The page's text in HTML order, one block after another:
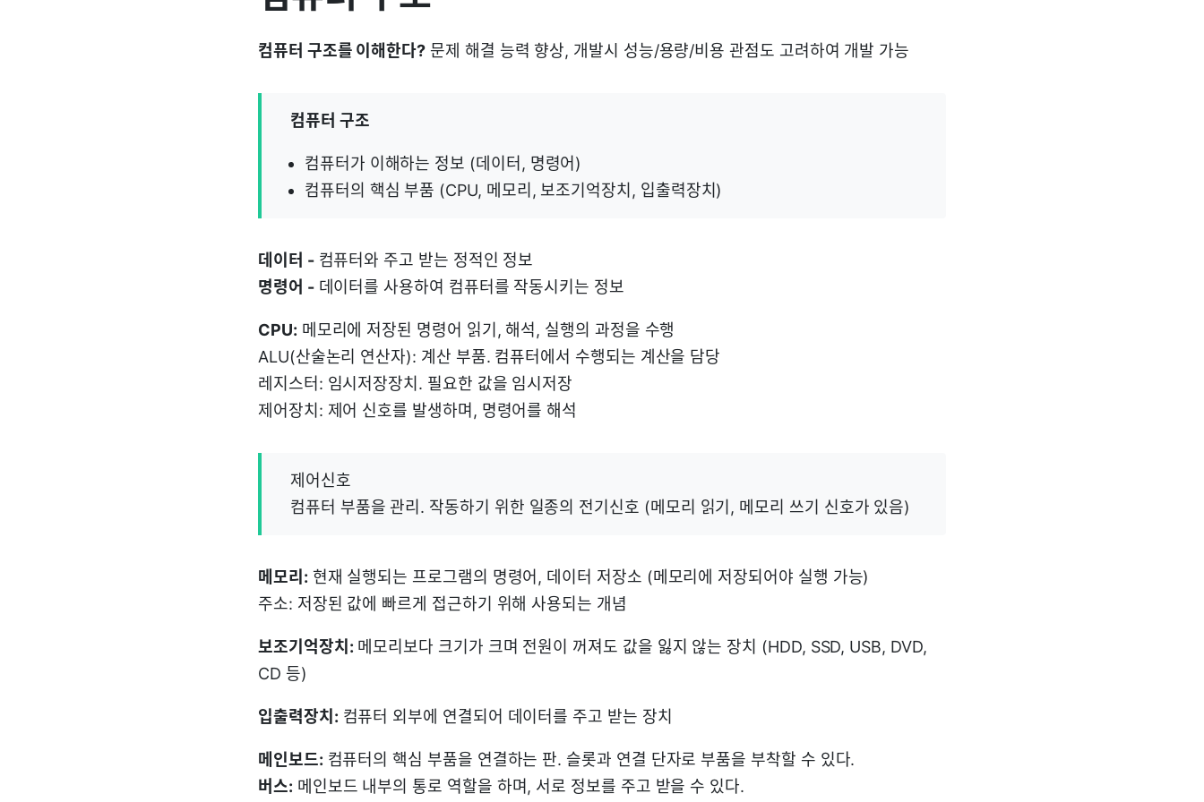
컴퓨터 구조를 이해한다? 문제 해결 능력 향상, 개발시 성능/용량/비용 관점도 고려하여 개발 가능
컴퓨터 구조
컴퓨터가 이해하는 정보 (데이터, 명령어)
컴퓨터의 핵심 부품 (CPU, 메모리, 보조기억장치, 입출력장치)
데이터 -컴퓨터와 주고 받는 정적인 정보
명령어 -데이터를 사용하여 컴퓨터를 작동시키는 정보
CPU: 메모리에 저장된 명령어 읽기, 해석, 실행의 과정을 수행
ALU(산술논리 연산자): 계산 부품. 컴퓨터에서 수행되는 계산을 담당
레지스터: 임시저장장치. 필요한 값을 임시저장
제어장치: 제어 신호를 발생하며, 명령어를 해석
제어신호
컴퓨터 부품을 관리. 작동하기 위한 일종의 전기신호 (메모리 읽기, 메모리 쓰기 신호가 있음)
메모리: 현재 실행되는 프로그램의 명령어, 데이터 저장소 (메모리에 저장되어야 실행 가능)
주소: 저장된 값에 빠르게 접근하기 위해 사용되는 개념
보조기억장치: 메모리보다 크기가 크며 전원이 꺼져도 값을 잃지 않는 장치 (HDD, SSD, USB, DVD,
CD 등)
입출력장치: 컴퓨터 외부에 연결되어 데이터를 주고 받는 장치
메인보드: 컴퓨터의 핵심 부품을 연결하는 판. 슬롯과 연결 단자로 부품을 부착할 수 있다.
버스: 메인보드 내부의 통로 역할을 하며, 서로 정보를 주고 받을 수 있다.